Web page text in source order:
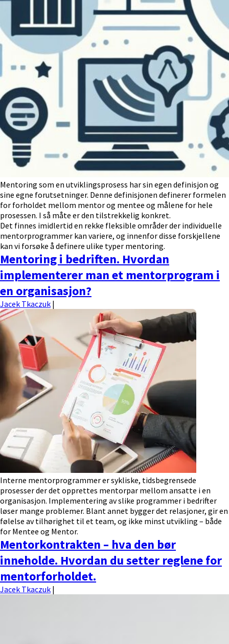
Mentoring som en utviklingsprosess har sin egen definisjon og
sine egne forutsetninger. Denne definisjonen definerer formelen
for forholdet mellom mentor og mentee og målene for hele
prosessen. I så måte er den tilstrekkelig konkret.
Det finnes imidlertid en rekke fleksible områder der individuelle
mentorprogrammer kan variere, og innenfor disse forskjellene
kan vi forsøke å definere ulike typer mentoring.
Mentoring i bedriften. Hvordan
implementerer man et mentorprogram i
en organisasjon?
Jacek Tkaczuk |
Interne mentorprogrammer er sykliske, tidsbegrensede
prosesser der det opprettes mentorpar mellom ansatte i en
organisasjon. Implementering av slike programmer i bedrifter
løser mange problemer. Blant annet bygger det relasjoner, gir en
følelse av tilhørighet til et team, og ikke minst utvikling – både
for Mentee og Mentor.
Mentorkontrakten – hva den bør
inneholde. Hvordan du setter reglene for
mentorforholdet.
Jacek Tkaczuk |